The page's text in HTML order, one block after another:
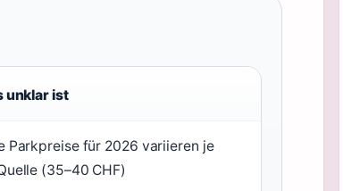
unklar ist
Parkpreise für 2026 variieren je
(35–40 CHF)